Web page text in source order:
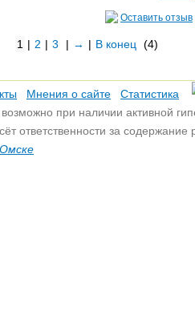
Оставить отзыв
1 | 2 | 3 | → | В конец (4)
Мнения о сайте
Статистика
при наличии активной
ответственности за